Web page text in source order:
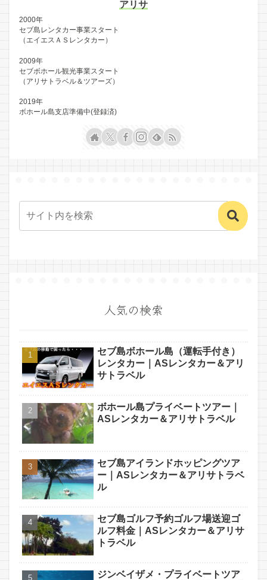
アリサ
2000年
セブ島レンタカー事業スタート
（エイエスＡＳレンタカー）
2009年
セブボホール観光事業スタート
（アリサトラベル＆ツアーズ）
2019年
ボホール島支店準備中(登録済)
人気の検索
セブ島ボホール島（運転手付き）
レンタカー｜ASレンタカー＆アリ
サトラベル
ボホール島プライベートツアー｜
ASレンタカー＆アリサトラベル
セブ島アイランドホッピングツア
ー｜ASレンタカー＆アリサトラベ
ル
セブ島ゴルフ予約ゴルフ場送迎ゴ
ルフ料金｜ASレンタカー＆アリサ
トラベル
ジンベイザメ・プライベートツア